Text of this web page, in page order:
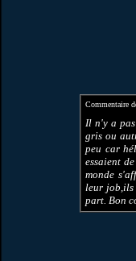
Commentaire
Il n'y a pas
gris ou
peu car
essaient
monde
leur job,ils
part. Bon